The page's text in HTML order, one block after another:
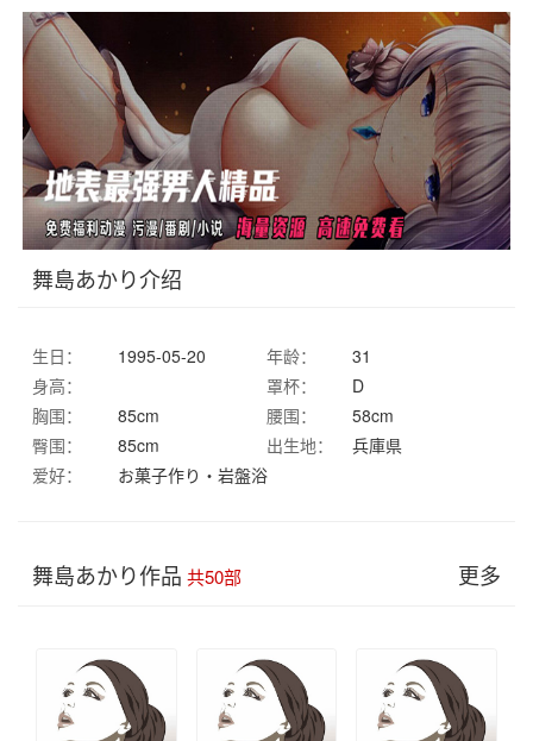
舞島あかり介绍
生日： 1995-05-20 年龄：
31
身高：
罩杯：
D
胸围：
85cm 腰围：
58cm
臀围：
85cm 出生地：
兵庫県
爱好：
お菓子作り・岩盤浴
更多
舞島あかり作品 共50部